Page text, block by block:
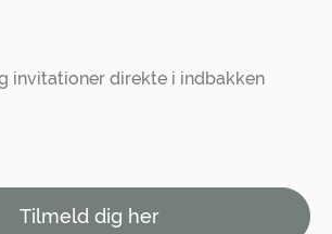
invitationer direkte i indbakken
Tilmeld dig her